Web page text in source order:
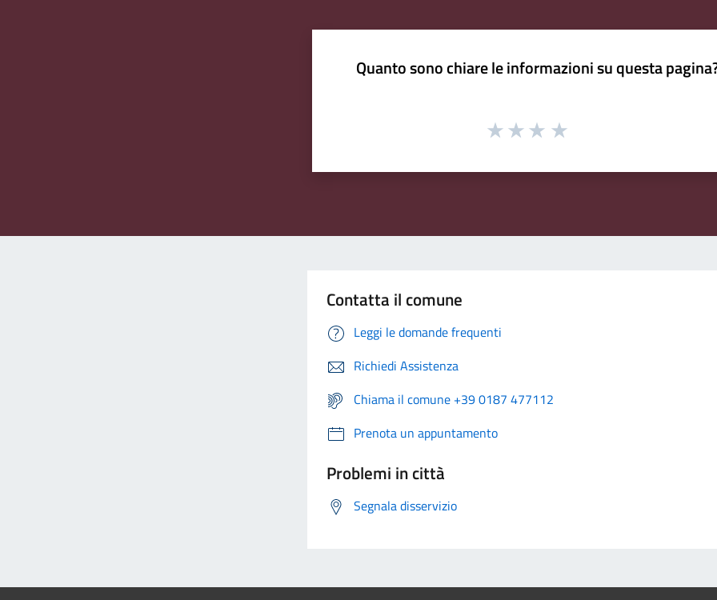
Quanto sono chiare le informazioni su questa
Contatta il comune
Leggi le domande frequenti
Richiedi Assistenza
Chiama il comune +39 0187 477112
Prenota un appuntamento
Problemi in città
Segnala disservizio